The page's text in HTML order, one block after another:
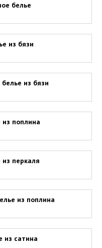
белье
из бязи
из бязи
из поплина
перкаля
из поплина
из сатина